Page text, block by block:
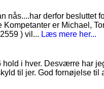
derfor besluttet
er Michael,
) vil... Læs mere her...
hold i hver. Desværre har
til jer. God fornøjelse til